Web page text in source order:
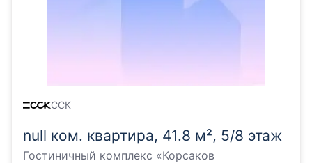
null ком. квартира, 41.8 м², 5/8 этаж
Гостиничный комплекс «Корсаков
ССК